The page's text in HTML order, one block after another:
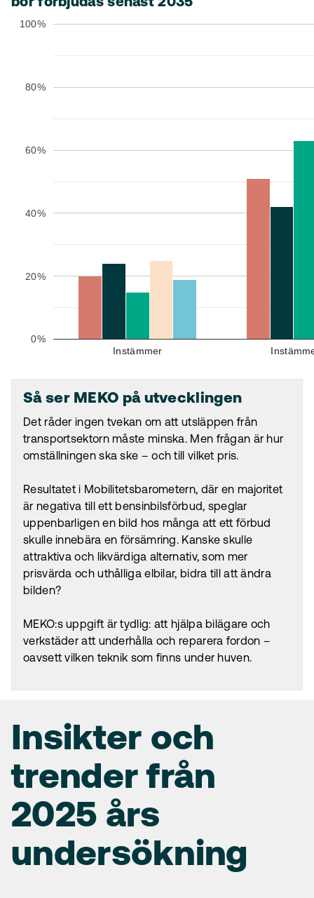
bör förbjudas senast 2035
Instämmer
0%
20%
40%
60%
80%
100%
Så ser MEKO på utvecklingen
Det råder ingen tvekan om att utsläppen från
transportsektorn måste minska. Men frågan är hur
omställningen ska ske – och till vilket pris.
Resultatet i Mobilitetsbarometern, där en majoritet
är negativa till ett bensinbilsförbud, speglar
uppenbarligen en bild hos många att ett förbud
skulle innebära en försämring. Kanske skulle
attraktiva och likvärdiga alternativ, som mer
prisvärda och uthålliga elbilar, bidra till att ändra
bilden?
MEKO:s uppgift är tydlig: att hjälpa bilägare och
verkstäder att underhålla och reparera fordon –
oavsett vilken teknik som finns under huven.
Insikter och
trender från
2025 års
undersökning
Insikter och
trender från
2025 års
undersökning
Insikter och
trender från
2025 års
undersökning
Insikter och
trender från
2025 års
undersökning